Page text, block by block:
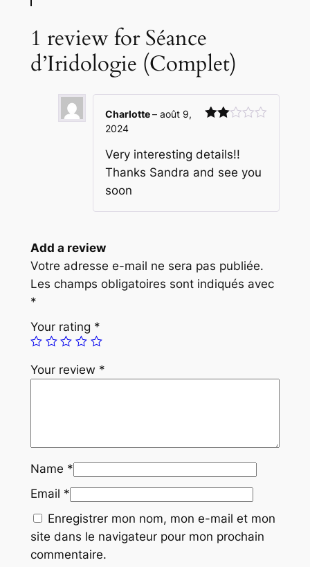
cus
tome
r
1 review forSéance
d’Iridologie (Complet)
of 5
Charlotte– août 9,
2024
Very interesting details!!
Thanks Sandra and see you
soon
Add a review
Votre adresse e-mail ne sera pas publiée.
Les champs obligatoires sont indiqués avec
*
Your rating *
Your review *
Name *
Email *
Enregistrer mon nom, mon e-mail et mon
site dans le navigateur pour mon prochain
commentaire.